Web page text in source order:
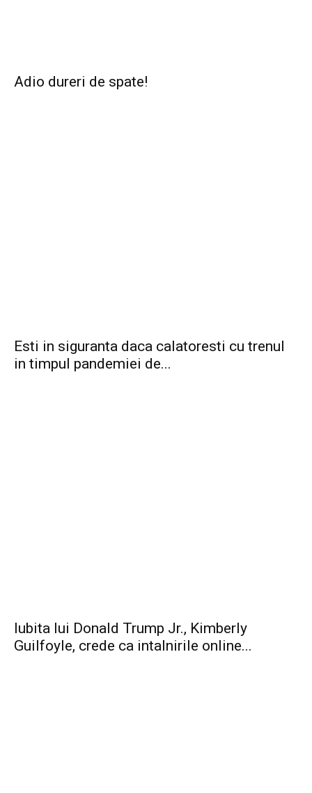
Adio dureri de spate!
Esti in siguranta daca calatoresti cu trenul
in timpul pandemiei de...
Iubita lui Donald Trump Jr., Kimberly
Guilfoyle, crede ca intalnirile online...